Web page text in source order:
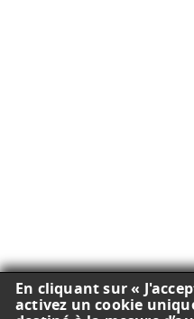
En cliquant sur «
activez un cookie